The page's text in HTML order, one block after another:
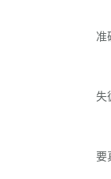
准
失
要